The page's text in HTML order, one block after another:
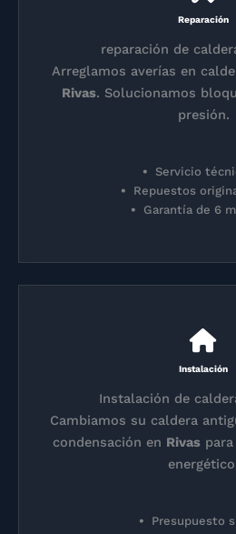
Reparación
reparación de
Arreglamos averías en
Rivas. Solucionamos
presión.
Servicio
Repuestos
Garantía de 6
Instalación
Instalación de
Cambiamos su caldera
condensación en Rivaspara
Presupuesto